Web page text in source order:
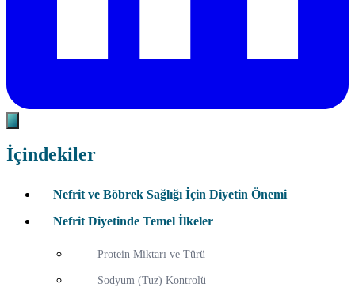
İçindekiler
Nefrit ve Böbrek Sağlığı İçin Diyetin Önemi
Nefrit Diyetinde Temel İlkeler
Protein Miktarı ve Türü
Sodyum (Tuz) Kontrolü